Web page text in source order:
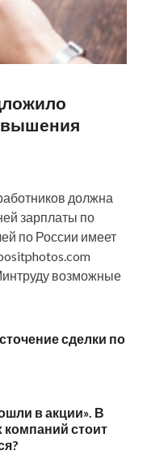
должна
зарплаты по
по России имеет
возможные
сделки по
в акции». В
компаний стоит